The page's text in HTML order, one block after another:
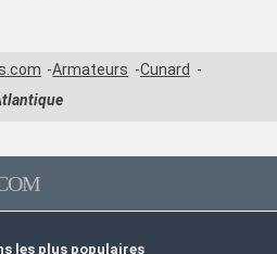
Armateurs
Cunard
les plus populaires